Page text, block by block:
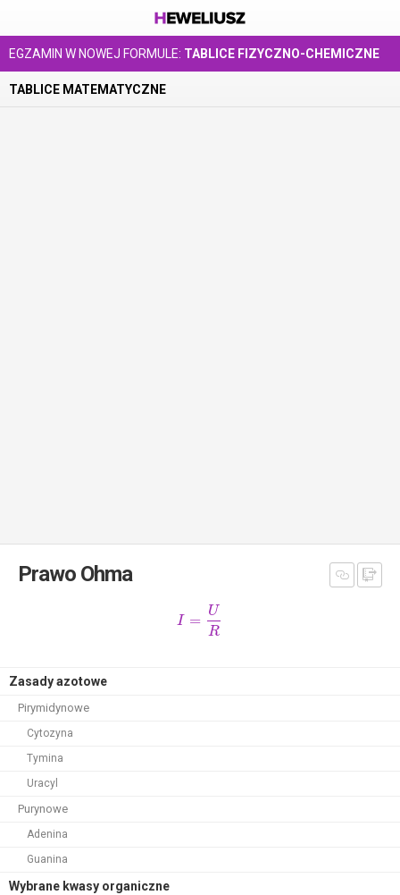
EGZAMIN W NOWEJ FORMULE: TABLICE FIZYCZNO-CHEMICZNE
TABLICE MATEMATYCZNE
Prawo Ohma
I =
U
R
Zasady azotowe
Pirymidynowe
Cytozyna
Tymina
Uracyl
Purynowe
Adenina
Guanina
Wybrane kwasy organiczne